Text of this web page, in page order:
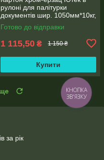
рулоні для палітурки
документів шир. 1050мм*10кг,
щільність. 420г/м2, товщина
0,6 мм
Готово до відправки
1 115,50 ₴ 1 150 ₴
Купити
за рік
КНОПКА
ЗВ'ЯЗКУ